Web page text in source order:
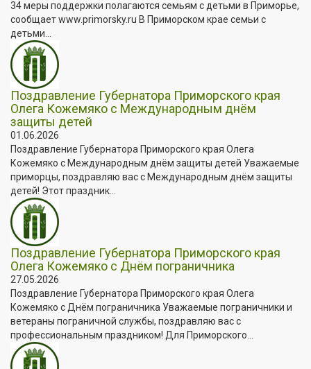
34 меры поддержки полагаются семьям с детьми в Приморье,
сообщает www.primorsky.ru В Приморском крае семьи с
детьми...
Поздравление Губернатора Приморского края
Олега Кожемяко с Международным днём
защиты детей
01.06.2026
Поздравление Губернатора Приморского края Олега
Кожемяко с Международным днём защиты детей Уважаемые
приморцы, поздравляю вас с Международным днём защиты
детей! Этот праздник...
Поздравление Губернатора Приморского края
Олега Кожемяко с Днём пограничника
27.05.2026
Поздравление Губернатора Приморского края Олега
Кожемяко с Днём пограничника Уважаемые пограничники и
ветераны пограничной службы, поздравляю вас с
профессиональным праздником! Для Приморского...